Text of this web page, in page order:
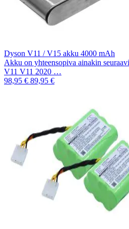
Dyson V11 / V15 akku 4000 mAh
Akku on yhteensopiva ainakin
V11 V11 2020 …
98,95 € 89,95 €